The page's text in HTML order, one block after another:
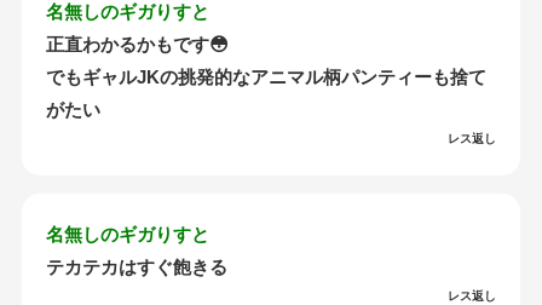
名無しのギガりすと
正直わかるかもです😳
でもギャルJKの挑発的なアニマル柄パンティーも捨て
がたい
レス返し
名無しのギガりすと
テカテカはすぐ飽きる
レス返し